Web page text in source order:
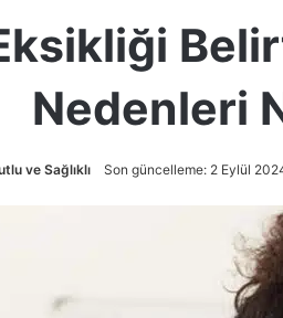
Nedenleri
ve Sağlıklı Son güncelleme: 2 Eylül